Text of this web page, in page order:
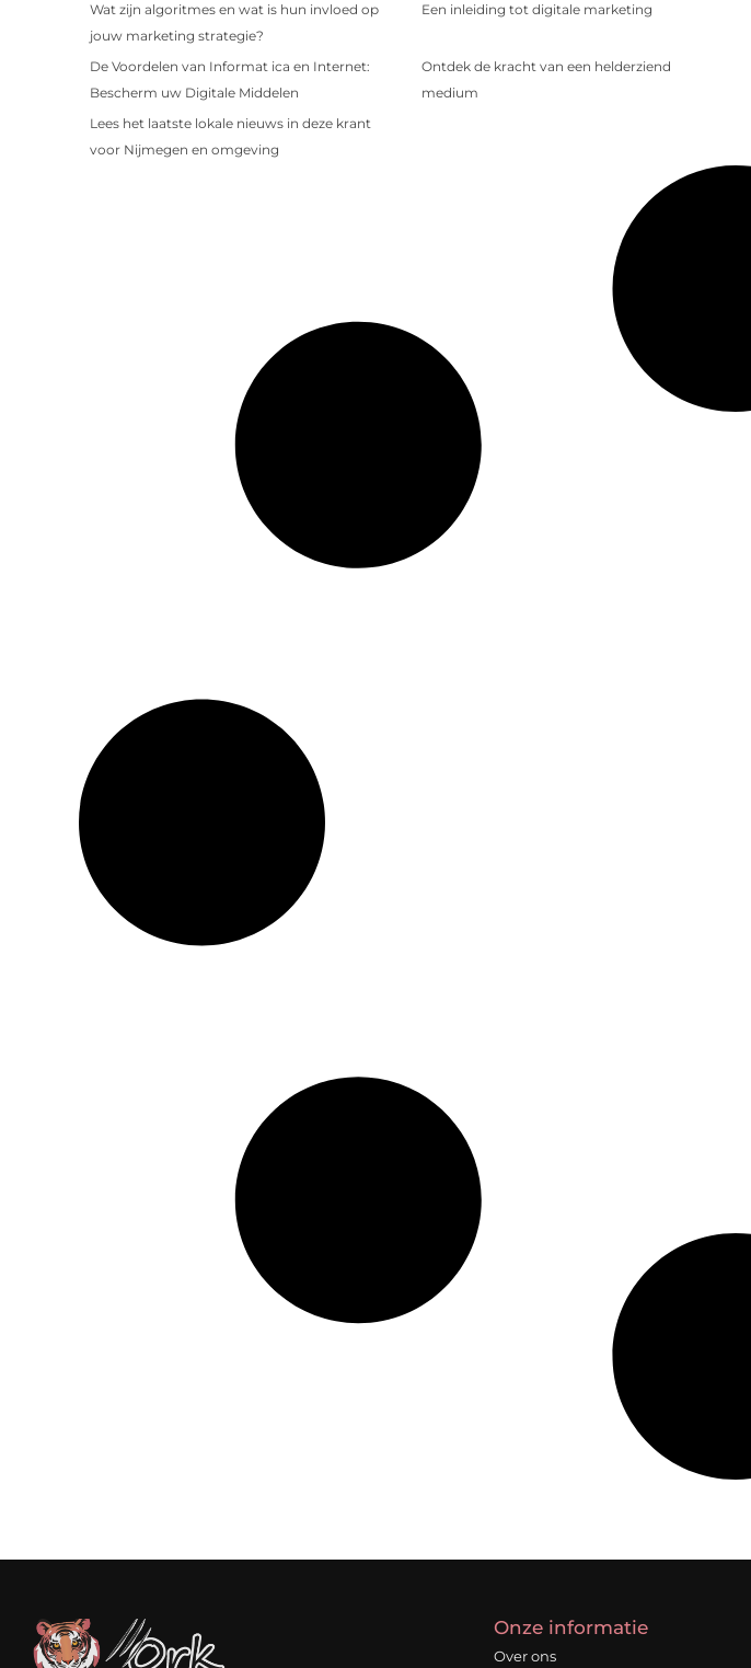
Wat zijn algoritmes en wat is hun invloed op
jouw marketing strategie?
Een inleiding tot digitale marketing
De Voordelen van Informat ica en Internet:
Bescherm uw Digitale Middelen
Ontdek de kracht van een helderziend
medium
Lees het laatste lokale nieuws in deze krant
voor Nijmegen en omgeving
Onze informatie
Over ons